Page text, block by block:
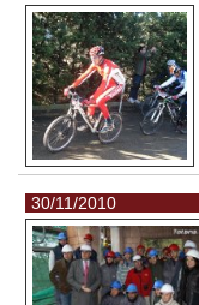
30/11/2010